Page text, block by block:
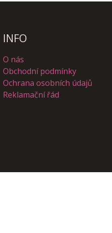
INFO
O nás
Obchodní podmínky
Ochrana osobních údajů
Reklamační řád